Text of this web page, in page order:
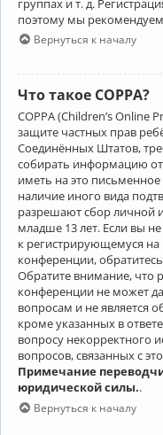
поэтому мы рекомендуем
Вернуться к началу
Что такое COPPA?
COPPA (Children’s Online
защите частных прав
Соединённых Штатов,
собирать информацию
иметь на это
наличие иного вида
разрешают сбор личной
младше 13 лет. Если вы
к регистрирующемуся
конференции,
Обратите внимание, что
конференции не может
вопросам и не является
кроме указанных в
вопросу некорректного
вопросов, связанных с
Примечание
юридической силы..
Вернуться к началу